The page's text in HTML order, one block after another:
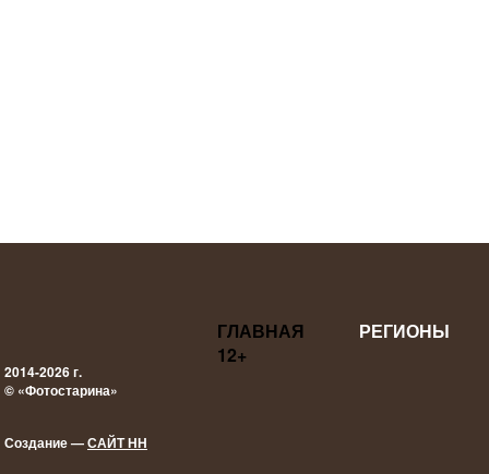
2014-2026 г.
© «Фотостарина»
Создание —САЙТ НН
ГЛАВНАЯ
РЕГИОНЫ
12+